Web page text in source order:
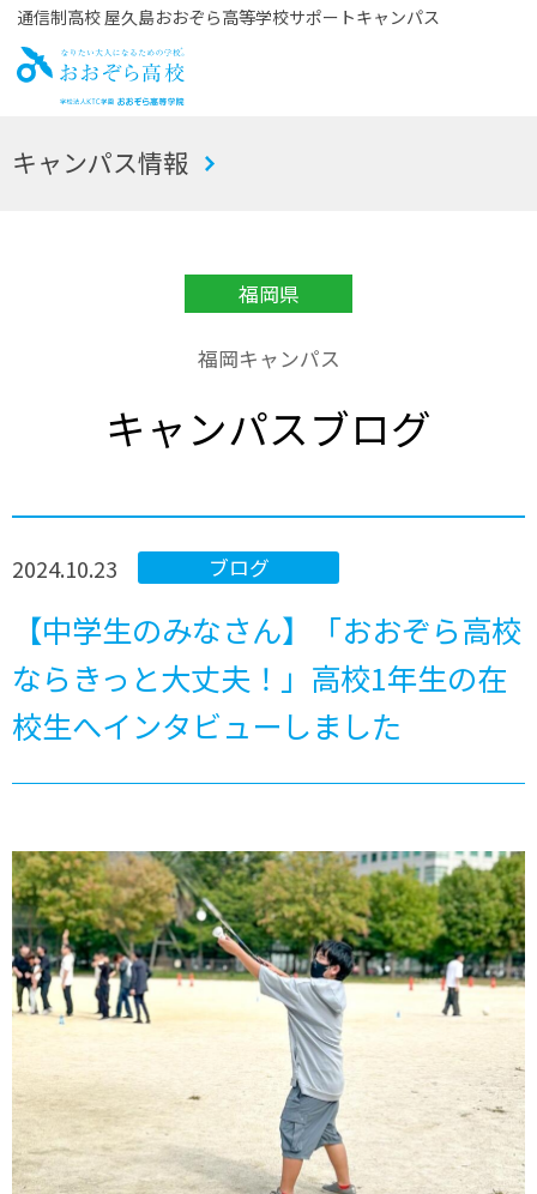
通信制高校 屋久島おおぞら高等学校サポートキャンパス
お
キャンパス情報
福岡県
福岡キャンパス
キャンパスブログ
ブログ
2024.10.23
【中学生のみなさん】「おおぞら高校
ならきっと大丈夫！」高校1年生の在
校生へインタビューしました